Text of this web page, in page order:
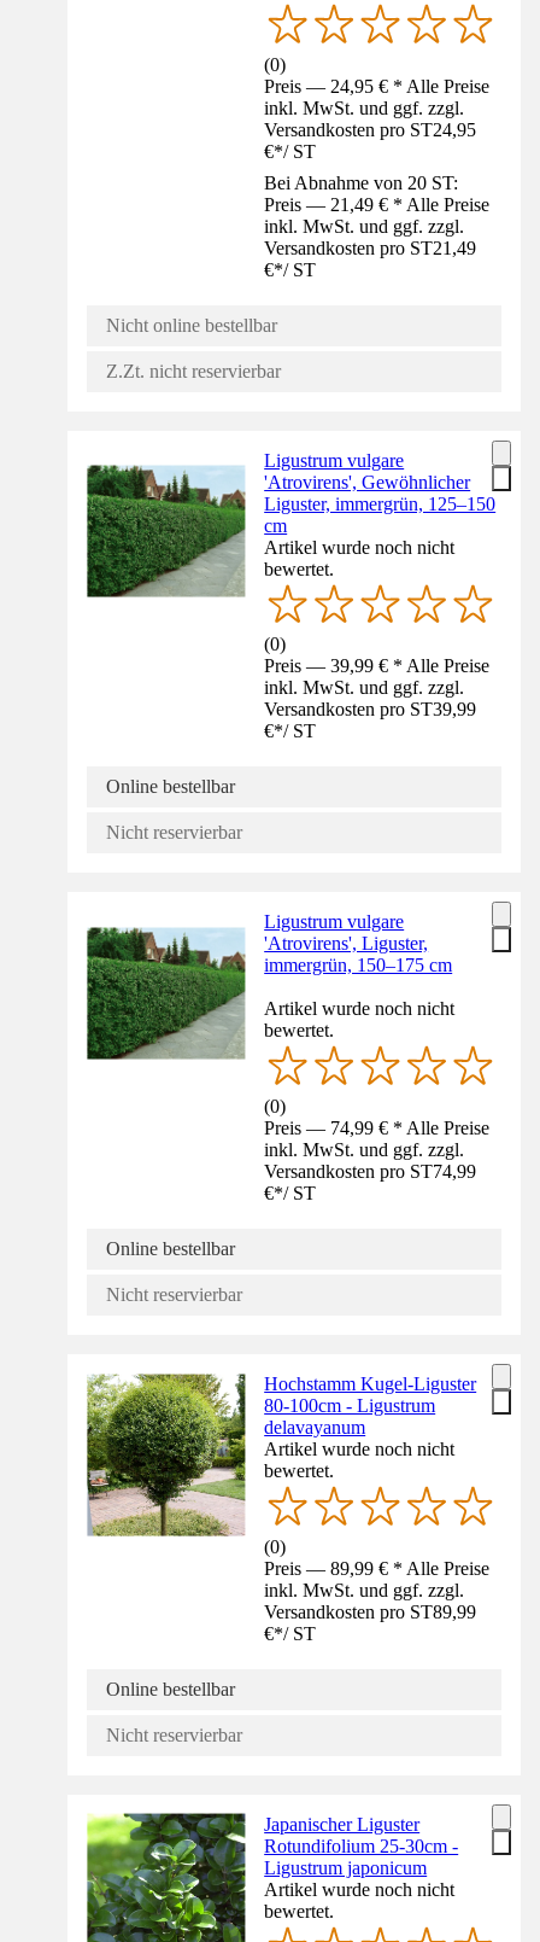
(0)
Preis — 24,95 € * Alle Preise
inkl. MwSt. und ggf. zzgl.
Versandkosten pro ST24,95
€*/ ST
Bei Abnahme von 20 ST:
Preis — 21,49 € * Alle Preise
inkl. MwSt. und ggf. zzgl.
Versandkosten pro ST21,49
€*/ ST
Nicht online bestellbar
Z.Zt. nicht reservierbar
Ligustrum vulgare
'Atrovirens', Gewöhnlicher
Liguster, immergrün, 125–150
cm
Artikel wurde noch nicht
bewertet.
(0)
Preis — 39,99 € * Alle Preise
inkl. MwSt. und ggf. zzgl.
Versandkosten pro ST39,99
€*/ ST
Online bestellbar
Nicht reservierbar
Ligustrum vulgare
'Atrovirens', Liguster,
immergrün, 150–175 cm
Artikel wurde noch nicht
bewertet.
(0)
Preis — 74,99 € * Alle Preise
inkl. MwSt. und ggf. zzgl.
Versandkosten pro ST74,99
€*/ ST
Online bestellbar
Nicht reservierbar
Hochstamm Kugel-Liguster
80-100cm - Ligustrum
delavayanum
Artikel wurde noch nicht
bewertet.
(0)
Preis — 89,99 € * Alle Preise
inkl. MwSt. und ggf. zzgl.
Versandkosten pro ST89,99
€*/ ST
Online bestellbar
Nicht reservierbar
Japanischer Liguster
Rotundifolium 25-30cm -
Ligustrum japonicum
Artikel wurde noch nicht
bewertet.